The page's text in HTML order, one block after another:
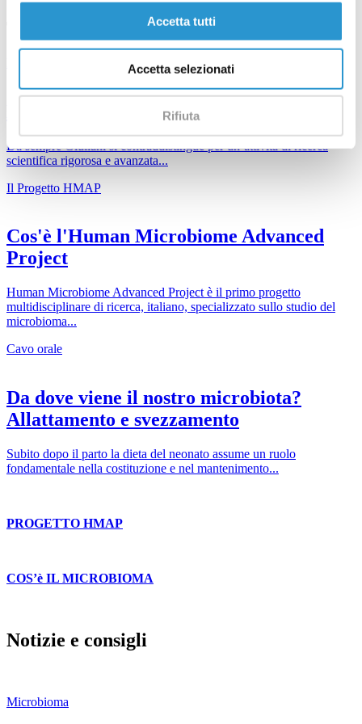
Accetta tutti
Accetta selezionati
Rifiuta
Ti potrebbero interessare
La ricerca Giuliani
Da sempre Giuliani si contraddistingue per un’attività di ricerca
scientifica rigorosa e avanzata...
Il Progetto HMAP
Cos'è l'Human Microbiome Advanced
Project
Human Microbiome Advanced Project è il primo progetto
multidisciplinare di ricerca, italiano, specializzato sullo studio del
microbioma...
Cavo orale
Da dove viene il nostro microbiota?
Allattamento e svezzamento
Subito dopo il parto la dieta del neonato assume un ruolo
fondamentale nella costituzione e nel mantenimento...
PROGETTO HMAP
COS’è IL MICROBIOMA
Notizie e consigli
Microbioma